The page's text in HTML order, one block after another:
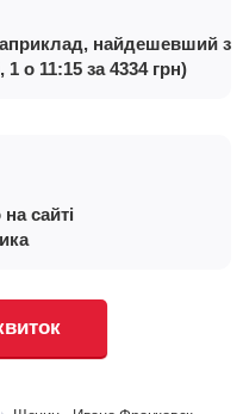
найдешевший з
о 11:15 за 4334 грн)
сайті